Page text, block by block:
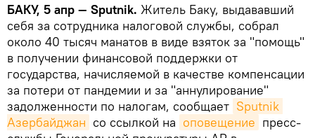
БАКУ, 5 апр — Sputnik. Житель Баку, выдававший
себя за сотрудника налоговой службы, собрал
около 40 тысяч манатов в виде взяток за "помощь"
в получении финансовой поддержки от
государства, начисляемой в качестве компенсации
за потери от пандемии и за "аннулирование"
задолженности по налогам, сообщает Sputnik
Азербайджан со ссылкой на оповещение пресс-